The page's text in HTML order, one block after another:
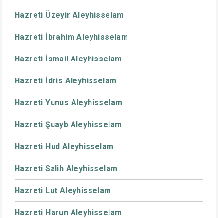
Hazreti Üzeyir Aleyhisselam
Hazreti İbrahim Aleyhisselam
Hazreti İsmail Aleyhisselam
Hazreti İdris Aleyhisselam
Hazreti Yunus Aleyhisselam
Hazreti Şuayb Aleyhisselam
Hazreti Hud Aleyhisselam
Hazreti Salih Aleyhisselam
Hazreti Lut Aleyhisselam
Hazreti Harun Aleyhisselam